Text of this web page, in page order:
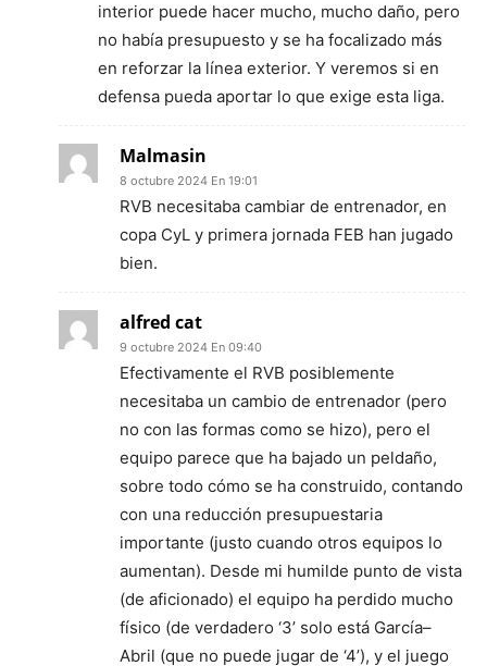
interior puede hacer mucho, mucho daño, pero
no había presupuesto y se ha focalizado más
en reforzar la línea exterior. Y veremos si en
defensa pueda aportar lo que exige esta liga.
Malmasin
8 octubre 2024 En 19:01
RVB necesitaba cambiar de entrenador, en
copa CyL y primera jornada FEB han jugado
bien.
alfred cat
9 octubre 2024 En 09:40
Efectivamente el RVB posiblemente
necesitaba un cambio de entrenador (pero
no con las formas como se hizo), pero el
equipo parece que ha bajado un peldaño,
sobre todo cómo se ha construido, contando
con una reducción presupuestaria
importante (justo cuando otros equipos lo
aumentan). Desde mi humilde punto de vista
(de aficionado) el equipo ha perdido mucho
físico (de verdadero ‘3’ solo está García–
Abril (que no puede jugar de ‘4’), y el juego